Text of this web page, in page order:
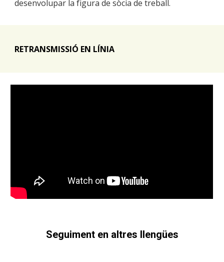
desenvolupar la figura de sòcia de treball.
RETRANSMISSIÓ EN LÍNIA
Seguiment en altres llengües